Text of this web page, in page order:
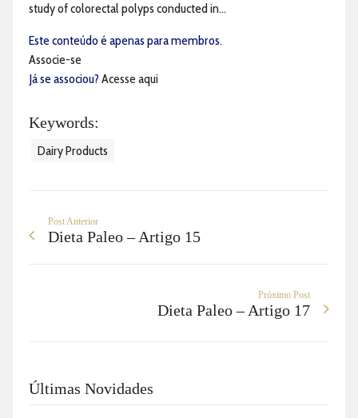
study of colorectal polyps conducted in...
Este conteúdo é apenas para membros.
Associe-se
Já se associou? Acesse aqui
Keywords:
Dairy Products
Post Anterior
Dieta Paleo – Artigo 15
Próximo Post
Dieta Paleo – Artigo 17
Últimas Novidades